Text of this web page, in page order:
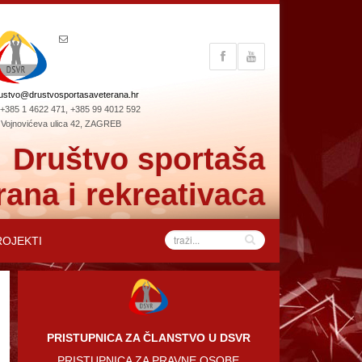
Društvo sportaša
i rekreativaca
1 4622 471, +385 99 4012 592
ulica 42, ZAGREB
PRISTUPNICA ZA ČLANSTVO U DSVR